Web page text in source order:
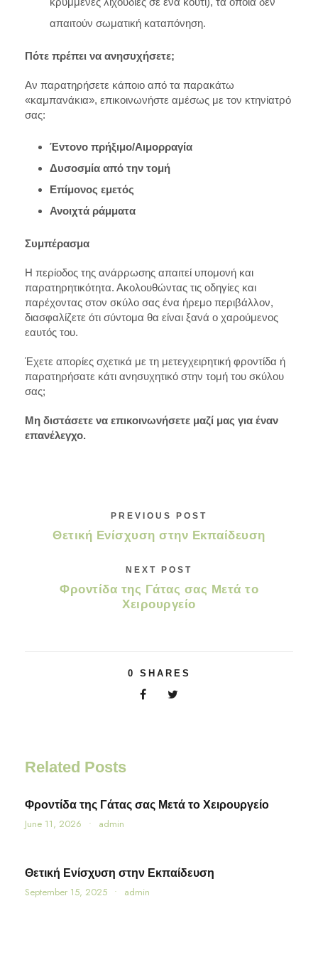
απαιτούν σωματική καταπόνηση.
Πότε πρέπει να ανησυχήσετε;
Αν παρατηρήσετε κάποιο από τα παρακάτω
«καμπανάκια», επικοινωνήστε αμέσως με τον κτηνίατρό
σας:
Έντονο πρήξιμο/Αιμορραγία
Δυσοσμία από την τομή
Επίμονος εμετός
Ανοιχτά ράμματα
Συμπέρασμα
Η περίοδος της ανάρρωσης απαιτεί υπομονή και
παρατηρητικότητα. Ακολουθώντας τις οδηγίες και
παρέχοντας στον σκύλο σας ένα ήρεμο περιβάλλον,
διασφαλίζετε ότι σύντομα θα είναι ξανά ο χαρούμενος
εαυτός του.
Έχετε απορίες σχετικά με τη μετεγχειρητική φροντίδα ή
παρατηρήσατε κάτι ανησυχητικό στην τομή του σκύλου
σας;
Μη διστάσετε να επικοινωνήσετε μαζί μας για έναν
επανέλεγχο.
PREVIOUS POST
Θετική Ενίσχυση στην Εκπαίδευση
NEXT POST
Φροντίδα της Γάτας σας Μετά το
Χειρουργείο
0 SHARES
Related Posts
Φροντίδα της Γάτας σας Μετά το Χειρουργείο
June 11, 2026 • admin
Θετική Ενίσχυση στην Εκπαίδευση
September 15, 2025 • admin